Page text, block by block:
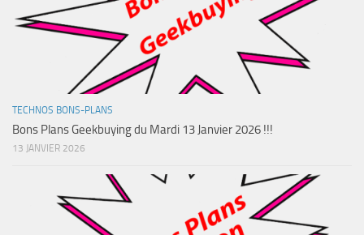
TECHNOS BONS-PLANS
Bons Plans Geekbuying du Mardi 13 Janvier 2026 !!!
13 JANVIER 2026